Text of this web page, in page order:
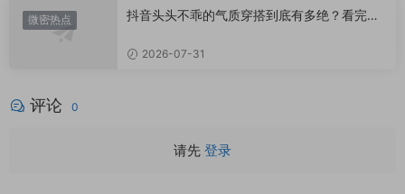
微密热点
抖音头头不乖的气质穿搭到底有多绝？看完想
2026-07-31
评论 0
请先 登录